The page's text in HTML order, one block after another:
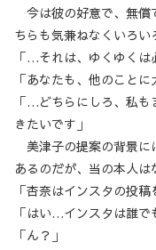
今は彼の好意で、無償
ちらも気兼ねなくいろい
「…それは、ゆくゆくは
「あなたも、他のことに
「…どちらにしろ、私
きたいです」
美津子の提案の背景に
あるのだが、当の本人は
「杏奈はインスタの投
「はい…インスタは誰で
「ん？」